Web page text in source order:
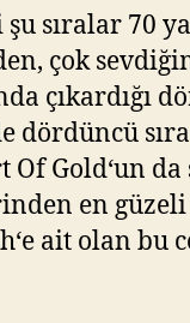
sıralar 70
çok
çıkardığı
dördüncü
Gold‘un da
en
ait olan bu